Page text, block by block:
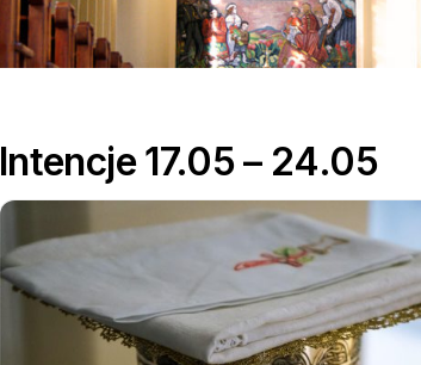
Grupy
parafialne
Intencje 17.05 – 24.05